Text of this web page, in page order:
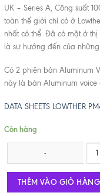
UK – Series A, Công suất
toàn thế giới chỉ có ở
nhất có thể. Đã có mặt ở
là sự hướng đến của
Có 2 phiên bản Aluminum
này là bản Aluminum voice
DATA SHEETS LOWTHER
Còn hàng
Lowther PM4A - Alu Voice Coil
THÊM VÀO GIỎ HÀNG